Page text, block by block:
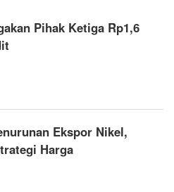
Pihak Ketiga Rp1,6
Ekspor Nikel,
Harga